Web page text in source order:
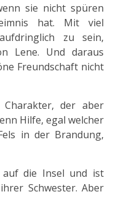
sie nicht spüren
hat. Mit viel
zu sein,
Lene. Und daraus
Freundschaft nicht
der aber
Hilfe, egal welcher
in der Brandung,
auf die Insel und ist
Schwester. Aber